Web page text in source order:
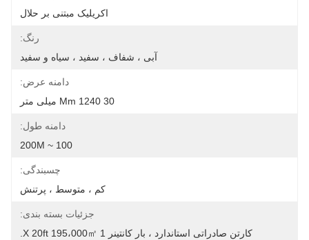
اکریلیک مبتنی بر حلال
رنگ:
آبی ، شفاف ، سفید ، سیاه و سفید
دامنه عرض:
30 Mm 1240 میلی متر
دامنه طول:
100 ~ 200M
چسبندگی:
کم ، متوسط ​​، پرتنش
جزئیات بسته بندی:
کارتن صادراتی استاندارد ، بار کانتینر 1 X 20ft 195،000㎡.